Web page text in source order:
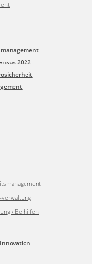
2022
verwaltung
/ Beihilfen